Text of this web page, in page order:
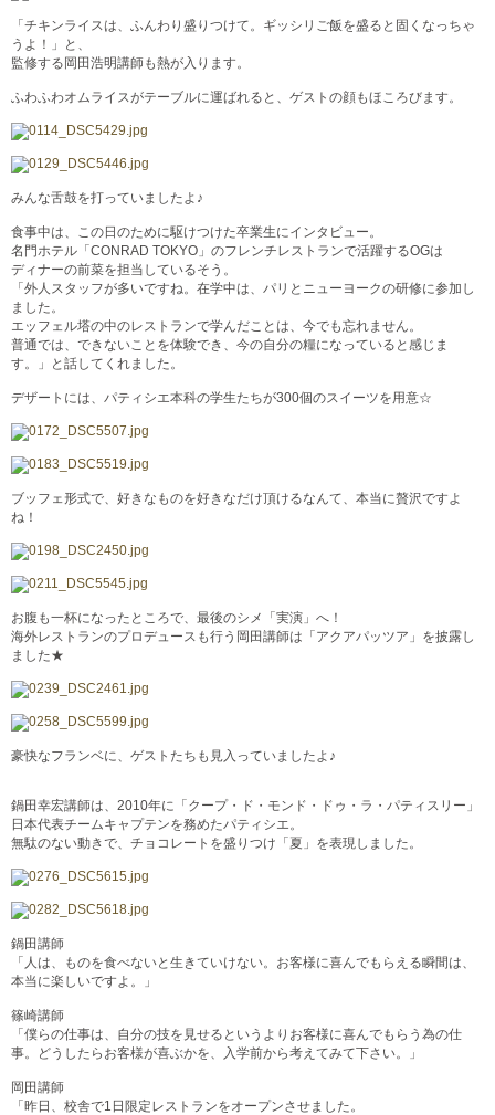
「チキンライスは、ふんわり盛りつけて。ギッシリご飯を盛ると固くなっちゃ
うよ！」と、
監修する岡田浩明講師も熱が入ります。
ふわふわオムライスがテーブルに運ばれると、ゲストの顔もほころびます。
みんな舌鼓を打っていましたよ♪
食事中は、この日のために駆けつけた卒業生にインタビュー。
名門ホテル「CONRAD TOKYO」のフレンチレストランで活躍するOGは
ディナーの前菜を担当しているそう。
「外人スタッフが多いですね。在学中は、パリとニューヨークの研修に参加し
ました。
エッフェル塔の中のレストランで学んだことは、今でも忘れません。
普通では、できないことを体験でき、今の自分の糧になっていると感じま
す。」と話してくれました。
デザートには、パティシエ本科の学生たちが300個のスイーツを用意☆
ブッフェ形式で、好きなものを好きなだけ頂けるなんて、本当に贅沢ですよ
ね！
お腹も一杯になったところで、最後のシメ「実演」へ！
海外レストランのプロデュースも行う岡田講師は「アクアパッツア」を披露し
ました★
豪快なフランベに、ゲストたちも見入っていましたよ♪
鍋田幸宏講師は、2010年に「クープ・ド・モンド・ドゥ・ラ・パティスリー」
日本代表チームキャプテンを務めたパティシエ。
無駄のない動きで、チョコレートを盛りつけ「夏」を表現しました。
鍋田講師
「人は、ものを食べないと生きていけない。お客様に喜んでもらえる瞬間は、
本当に楽しいですよ。」
篠崎講師
「僕らの仕事は、自分の技を見せるというよりお客様に喜んでもらう為の仕
事。どうしたらお客様が喜ぶかを、入学前から考えてみて下さい。」
岡田講師
「昨日、校舎で1日限定レストランをオープンさせました。